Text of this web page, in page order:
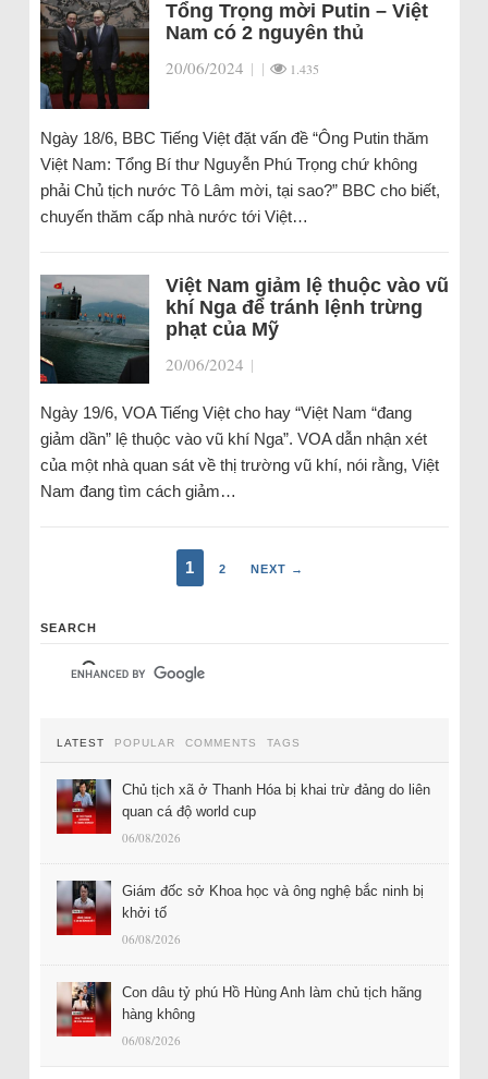
Tổng Trọng mời Putin – Việt
Nam có 2 nguyên thủ
20/06/2024 | | 1.435
Ngày 18/6, BBC Tiếng Việt đặt vấn đề “Ông Putin thăm
Việt Nam: Tổng Bí thư Nguyễn Phú Trọng chứ không
phải Chủ tịch nước Tô Lâm mời, tại sao?” BBC cho biết,
chuyến thăm cấp nhà nước tới Việt…
Việt Nam giảm lệ thuộc vào vũ
khí Nga để tránh lệnh trừng
phạt của Mỹ
20/06/2024 |
Ngày 19/6, VOA Tiếng Việt cho hay “Việt Nam “đang
giảm dần” lệ thuộc vào vũ khí Nga”. VOA dẫn nhận xét
của một nhà quan sát về thị trường vũ khí, nói rằng, Việt
Nam đang tìm cách giảm…
1 2 NEXT →
SEARCH
LATEST POPULAR COMMENTS TAGS
Chủ tịch xã ở Thanh Hóa bị khai trừ đảng do liên
quan cá độ world cup
06/08/2026
Giám đốc sở Khoa học và ông nghệ bắc ninh bị
khởi tố
06/08/2026
Con dâu tỷ phú Hồ Hùng Anh làm chủ tịch hãng
hàng không
06/08/2026